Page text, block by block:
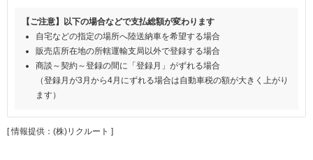
【ご注意】以下の場合などで支払総額が変わります
自宅などの指定の場所へ陸送納車を希望する場合
販売店所在地の所轄運輸支局以外で登録する場合
商談～契約～登録の間に「登録月」がずれる場合
（登録月が3月から4月にずれる場合は自動車税の額が大きく上がり
ます）
[ 情報提供：(株)リクルート ]